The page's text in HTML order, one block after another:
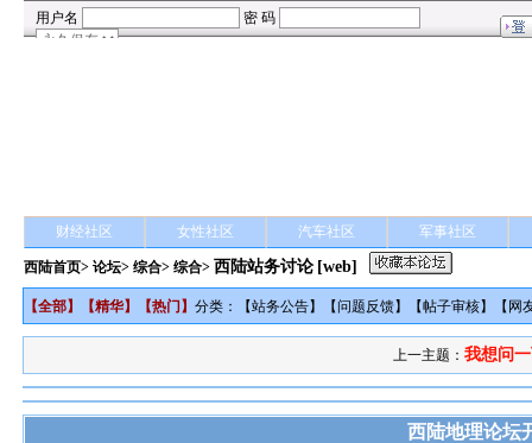
财经社区 女性社区 汽车社区 军事社区
西陆首页>论坛>综合> 综合> 西陆站务讨论 [web]
【全部】【精华】【热门 】分类：【站务公告】【问题反馈】【帖子审核】【 网
上一主题：我想问
西陆地理论坛